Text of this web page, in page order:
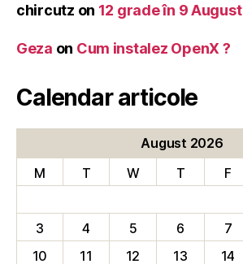
chircutz on 12 grade în 9 August
Geza on Cum instalez OpenX ?
Calendar articole
August 2026
M
T W T F
3
4 5 6 7
10
11 12 13 14